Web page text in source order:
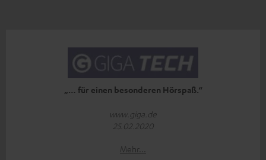
„… für einen besonderen Hörspaß.“
www.giga.de
25.02.2020
Mehr...